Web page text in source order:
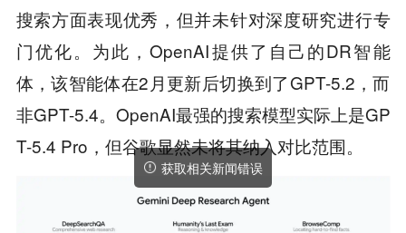
搜索方面表现优秀，但并未针对深度研究进行专
门优化。为此，OpenAI提供了自己的DR智能
体，该智能体在2月更新后切换到了GPT-5.2，而
非GPT-5.4。OpenAI最强的搜索模型实际上是GP
T-5.4 Pro，但谷歌显然未将其纳入对比范围。
统计新闻访问量错误